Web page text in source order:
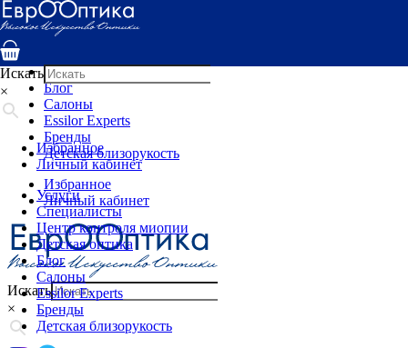
Услуги
Специалисты
Детская оптика
Блог
Салоны
Essilor Experts
Бренды
Детская близорукость
Избранное
Личный кабинет
Искать
×
Искать
×
Избранное
Личный кабинет
Услуги
Специалисты
Центр контроля миопии
Детская оптика
Блог
Салоны
Essilor Experts
Бренды
Детская близорукость